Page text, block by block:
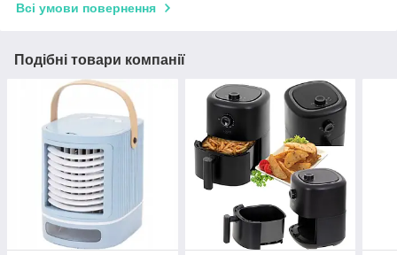
Всі умови повернення
Подібні товари компанії